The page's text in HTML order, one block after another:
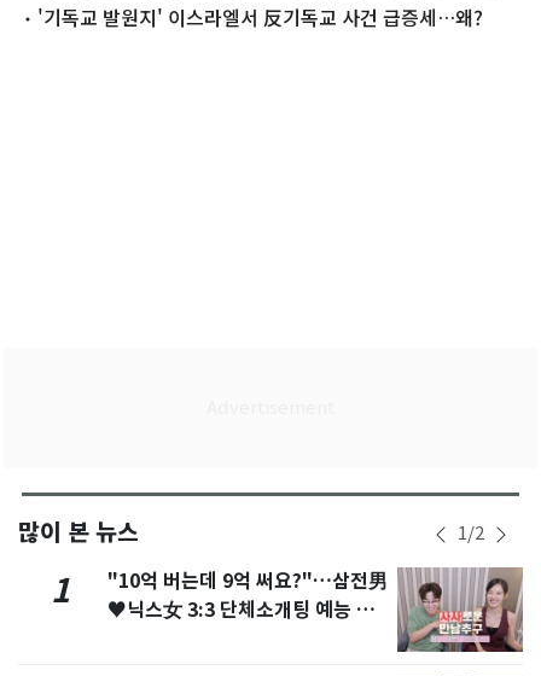
'기독교 발원지' 이스라엘서 反기독교 사건 급증세…왜?
많이 본 뉴스 1/2
1
"10억 버는데 9억 써요?"…삼전男
♥닉스女 3:3 단체소개팅 예능 화